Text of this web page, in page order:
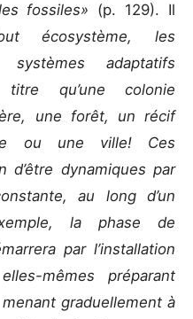
fossiles» (p. 129). Il
écosystème, les
adaptatifs
qu’une colonie
une forêt, un récif
ou une ville! Ces
dynamiques par
au long d’un
la phase de
par l’installation
mêmes préparant
menant graduellement à